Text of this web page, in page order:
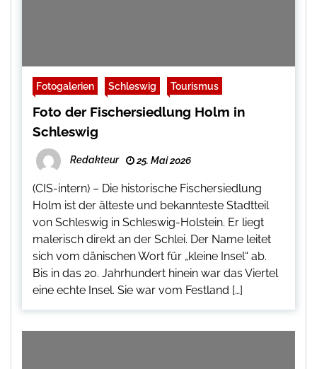
Fotogalerien Schleswig Tourismus
Foto der Fischersiedlung Holm in
Schleswig
Redakteur 25. Mai 2026
(CIS-intern) – Die historische Fischersiedlung
Holm ist der älteste und bekannteste Stadtteil
von Schleswig in Schleswig-Holstein. Er liegt
malerisch direkt an der Schlei. Der Name leitet
sich vom dänischen Wort für „kleine Insel“ ab.
Bis in das 20. Jahrhundert hinein war das Viertel
eine echte Insel. Sie war vom Festland […]